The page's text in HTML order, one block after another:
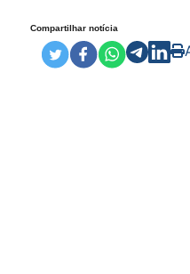
Compartilhar notícia